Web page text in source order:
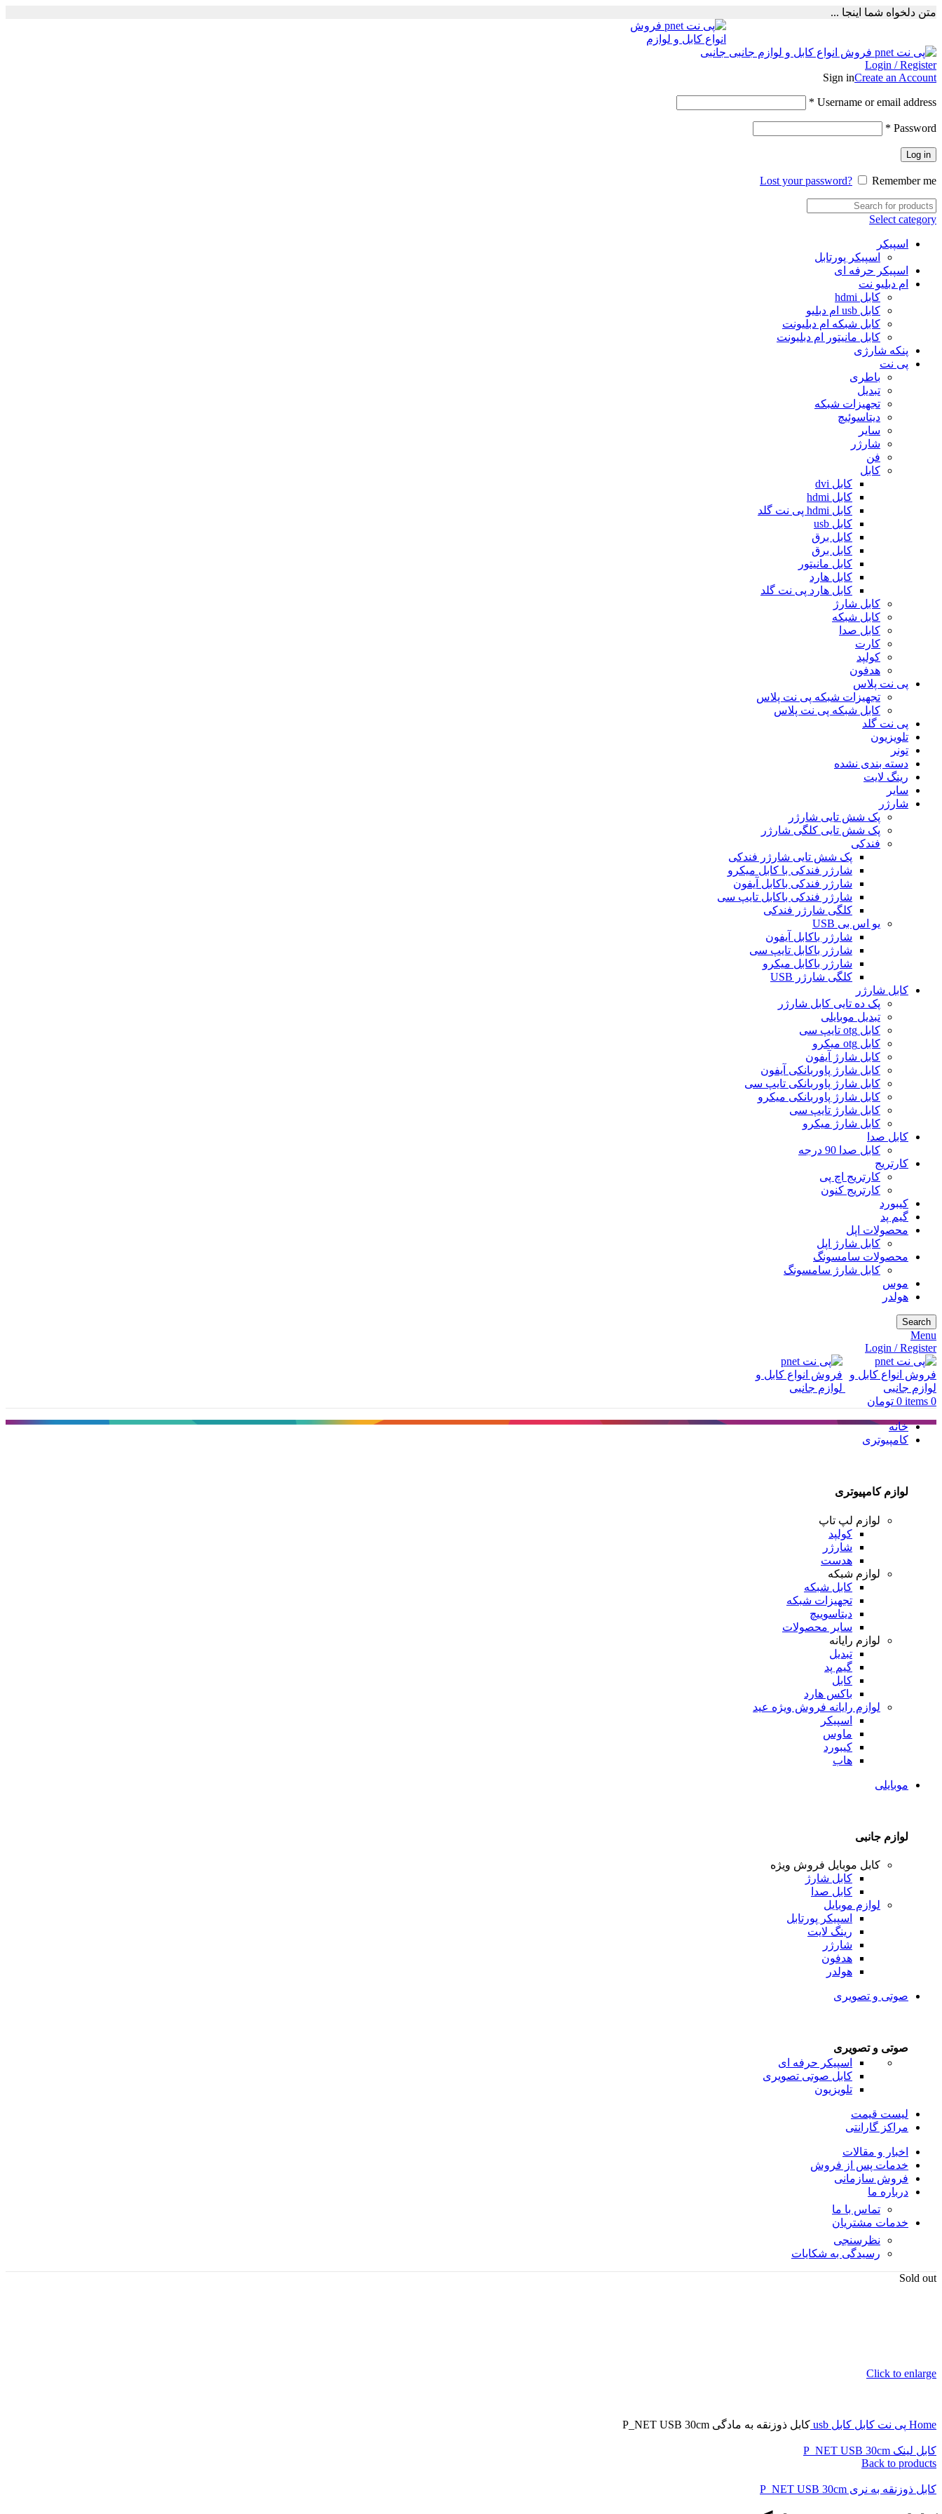
متن دلخواه شما اینجا ...
Login / Register
Sign inCreate an Account
Username or email address
*
Password
*
Log in
Lost your password? Remember me
Select category
اسپیکر
اسپیکر پورتابل
اسپیکر حرفه ای
ام دبلیو نت
کابل hdmi
کابل usb ام دبلیو
کابل شبکه ام دبلیونت
کابل مانیتور ام دبلیونت
پنکه شارژی
پی نت
باطری
تبدیل
تجهیزات شبکه
دیتاسوئیچ
سایر
شارژر
فن
کابل
کابل dvi
کابل hdmi
کابل hdmi پی نت گلد
کابل usb
کابل برق
کابل برق
کابل مانیتور
کابل هارد
کابل هارد پی نت گلد
کابل شارژ
کابل شبکه
کابل صدا
کارت
کولپد
هدفون
پی نت پلاس
تجهیزات شبکه پی نت پلاس
کابل شبکه پی نت پلاس
پی نت گلد
تلویزیون
تونر
دسته بندی نشده
رینگ لایت
سایر
شارژر
پک شش تایی شارژر
پک شش تایی کلگی شارژر
فندکی
پک شش تایی شارژر فندکی
شارژر فندکی با کابل میکرو
شارژر فندکی باکابل آیفون
شارژر فندکی باکابل تایپ سی
کلگی شارژر فندکی
یو اس بی USB
شارژر باکابل آیفون
شارژر باکابل تایپ سی
شارژر باکابل میکرو
کلگی شارژر USB
کابل شارژر
پک ده تایی کابل شارژر
تبدیل موبایلی
کابل otg تایپ سی
کابل otg میکرو
کابل شارژ آیفون
کابل شارژ پاوربانکی آیفون
کابل شارژ پاوربانکی تایپ سی
کابل شارژ پاوربانکی میکرو
کابل شارژ تایپ سی
کابل شارژ میکرو
کابل صدا
کابل صدا 90 درجه
کارتریج
کارتریج اچ پی
کارتریج کنون
کیبورد
گیم پد
محصولات اپل
کابل شارژ اپل
محصولات سامسونگ
کابل شارژ سامسونگ
موس
هولدر
Search
Menu
Login / Register
0
items
0 تومان
خانه
کامپیوتری
لوازم کامپیوتری
لوازم لپ تاپ
کولپد
شارژر
هدست
لوازم شبکه
کابل شبکه
تجهیزات شبکه
دیتاسوییچ
سایر محصولات
لوازم رایانه
تبدیل
گیم پد
کابل
باکس هارد
لوازم رایانه فروش ویژه عید
اسپیکر
ماوس
کیبورد
هاب
موبایلی
لوازم جانبی
کابل موبایل فروش ویژه
کابل شارژ
کابل صدا
لوازم موبایل
اسپیکر پورتابل
رینگ لایت
شارژر
هدفون
هولدر
صوتی و تصویری
صوتی و تصویری
اسپیکر حرفه ای
کابل صوتی تصویری
تلویزیون
لیست قیمت
مراکز گارانتی
اخبار و مقالات
خدمات پس از فروش
فروش سازمانی
درباره ما
تماس با ما
خدمات مشتریان
نظرسنجی
رسیدگی به شکایات
Sold out
Click to enlarge
Home پی نت کابل کابل usb کابل ذوزنقه به مادگی P_NET USB 30cm
کابل لینک P_NET USB 30cm
Back to products
کابل ذوزنقه به نری P_NET USB 30cm